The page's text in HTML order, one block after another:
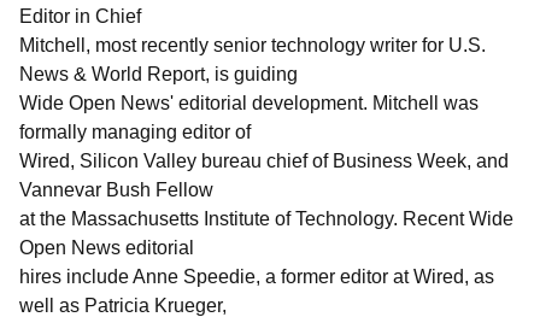
Editor in Chief
Mitchell, most recently senior technology writer for U.S.
News & World Report, is guiding
Wide Open News' editorial development. Mitchell was
formally managing editor of
Wired, Silicon Valley bureau chief of Business Week, and
Vannevar Bush Fellow
at the Massachusetts Institute of Technology. Recent Wide
Open News editorial
hires include Anne Speedie, a former editor at Wired, as
well as Patricia Krueger,